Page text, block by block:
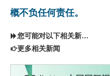
概不负任何责任。
您可能对以下相关新闻同样感兴趣
更多相关新闻